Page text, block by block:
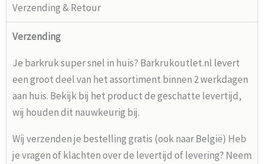
Verzending & Retour
Verzending
Je barkruk super snel in huis? Barkrukoutlet.nl levert
een groot deel van het assortiment binnen 2 werkdagen
aan huis. Bekijk bij het product de geschatte levertijd,
wij houden dit nauwkeurig bij.
Wij verzenden je bestelling gratis (ook naar België) Heb
je vragen of klachten over de levertijd of levering? Neem